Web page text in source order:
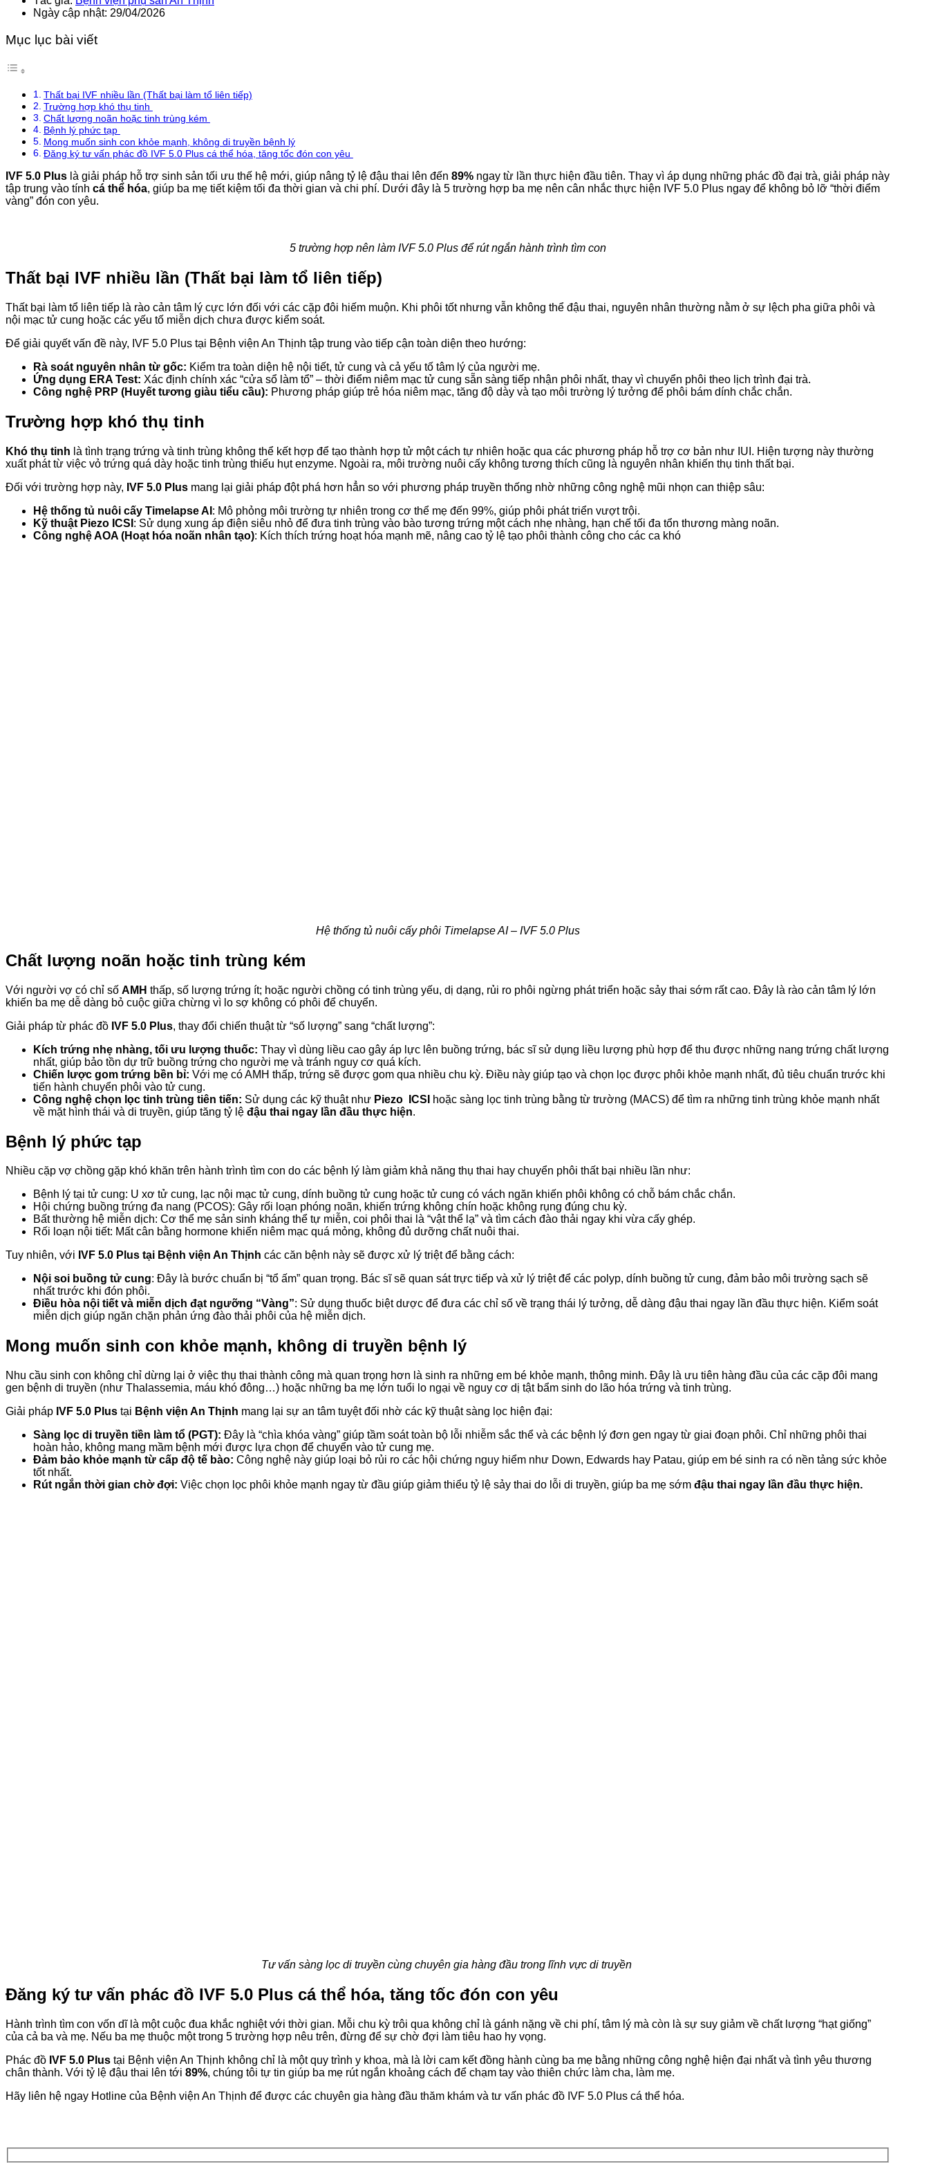
Ngày cập nhật: 29/04/2026
Mục lục bài viết
Thất bại IVF nhiều lần (Thất bại làm tổ liên tiếp)
Trường hợp khó thụ tinh
Chất lượng noãn hoặc tinh trùng kém
Bệnh lý phức tạp
Mong muốn sinh con khỏe mạnh, không di truyền bệnh lý
Đăng ký tư vấn phác đồ IVF 5.0 Plus cá thể hóa, tăng tốc đón con yêu
IVF 5.0 Plus là giải pháp hỗ trợ sinh sản tối ưu thế hệ mới, giúp nâng tỷ lệ đậu thai lên đến 89% ngay từ lần thực hiện đầu tiên. Thay vì áp dụng những phác đồ đại trà, giải pháp này
tập trung vào tính cá thể hóa, giúp ba mẹ tiết kiệm tối đa thời gian và chi phí. Dưới đây là 5 trường hợp ba mẹ nên cân nhắc thực hiện IVF 5.0 Plus ngay để không bỏ lỡ “thời điểm
vàng” đón con yêu.
5 trường hợp nên làm IVF 5.0 Plus để rút ngắn hành trình tìm con
Thất bại IVF nhiều lần (Thất bại làm tổ liên tiếp)
Thất bại làm tổ liên tiếp là rào cản tâm lý cực lớn đối với các cặp đôi hiếm muộn. Khi phôi tốt nhưng vẫn không thể đậu thai, nguyên nhân thường nằm ở sự lệch pha giữa phôi và
nội mạc tử cung hoặc các yếu tố miễn dịch chưa được kiểm soát.
Để giải quyết vấn đề này, IVF 5.0 Plus tại Bệnh viện An Thịnh tập trung vào tiếp cận toàn diện theo hướng:
Rà soát nguyên nhân từ gốc: Kiểm tra toàn diện hệ nội tiết, tử cung và cả yếu tố tâm lý của người mẹ.
Ứng dụng ERA Test: Xác định chính xác “cửa sổ làm tổ” – thời điểm niêm mạc tử cung sẵn sàng tiếp nhận phôi nhất, thay vì chuyển phôi theo lịch trình đại trà.
Công nghệ PRP (Huyết tương giàu tiểu cầu): Phương pháp giúp trẻ hóa niêm mạc, tăng độ dày và tạo môi trường lý tưởng để phôi bám dính chắc chắn.
Trường hợp khó thụ tinh
Khó thụ tinh là tình trạng trứng và tinh trùng không thể kết hợp để tạo thành hợp tử một cách tự nhiên hoặc qua các phương pháp hỗ trợ cơ bản như IUI. Hiện tượng này thường
xuất phát từ việc vỏ trứng quá dày hoặc tinh trùng thiếu hụt enzyme. Ngoài ra, môi trường nuôi cấy không tương thích cũng là nguyên nhân khiến thụ tinh thất bại.
Đối với trường hợp này, IVF 5.0 Plus mang lại giải pháp đột phá hơn hẳn so với phương pháp truyền thống nhờ những công nghệ mũi nhọn can thiệp sâu:
Hệ thống tủ nuôi cấy Timelapse AI : Mô phỏng môi trường tự nhiên trong cơ thể mẹ đến 99%, giúp phôi phát triển vượt trội.
Kỹ thuật Piezo ICSI : Sử dụng xung áp điện siêu nhỏ để đưa tinh trùng vào bào tương trứng một cách nhẹ nhàng, hạn chế tối đa tổn thương màng noãn.
Công nghệ AOA (Hoạt hóa noãn nhân tạo): Kích thích trứng hoạt hóa mạnh mẽ, nâng cao tỷ lệ tạo phôi thành công cho các ca khó
Hệ thống tủ nuôi cấy phôi Timelapse AI – IVF 5.0 Plus
Chất lượng noãn hoặc tinh trùng kém
Với người vợ có chỉ số AMH thấp, số lượng trứng ít; hoặc người chồng có tinh trùng yếu, dị dạng, rủi ro phôi ngừng phát triển hoặc sảy thai sớm rất cao. Đây là rào cản tâm lý lớn
khiến ba mẹ dễ dàng bỏ cuộc giữa chừng vì lo sợ không có phôi để chuyển.
Giải pháp từ phác đồ IVF 5.0 Plus, thay đổi chiến thuật từ “số lượng” sang “chất lượng”:
Kích trứng nhẹ nhàng, tối ưu lượng thuốc: Thay vì dùng liều cao gây áp lực lên buồng trứng, bác sĩ sử dụng liều lượng phù hợp để thu được những nang trứng chất lượng
nhất, giúp bảo tồn dự trữ buồng trứng cho người mẹ và tránh nguy cơ quá kích.
Chiến lược gom trứng bền bỉ: Với mẹ có AMH thấp, trứng sẽ được gom qua nhiều chu kỳ. Điều này giúp tạo và chọn lọc được phôi khỏe mạnh nhất, đủ tiêu chuẩn trước khi
tiến hành chuyển phôi vào tử cung.
Công nghệ chọn lọc tinh trùng tiên tiến: Sử dụng các kỹ thuật như Piezo ICSI
hoặc sàng lọc tinh trùng bằng từ trường (MACS) để tìm ra những tinh trùng khỏe mạnh nhất
về mặt hình thái và di truyền, giúp tăng tỷ lệ đậu thai ngay lần đầu thực hiện.
Bệnh lý phức tạp
Nhiều cặp vợ chồng gặp khó khăn trên hành trình tìm con do các bệnh lý làm giảm khả năng thụ thai hay chuyển phôi thất bại nhiều lần như:
Bệnh lý tại tử cung: U xơ tử cung, lạc nội mạc tử cung, dính buồng tử cung hoặc tử cung có vách ngăn khiến phôi không có chỗ bám chắc chắn.
Hội chứng buồng trứng đa nang (PCOS): Gây rối loạn phóng noãn, khiến trứng không chín hoặc không rụng đúng chu kỳ.
Bất thường hệ miễn dịch: Cơ thể mẹ sản sinh kháng thể tự miễn, coi phôi thai là “vật thể lạ” và tìm cách đào thải ngay khi vừa cấy ghép.
Rối loạn nội tiết: Mất cân bằng hormone khiến niêm mạc quá mỏng, không đủ dưỡng chất nuôi thai.
Tuy nhiên, với IVF 5.0 Plus tại Bệnh viện An Thịnh các căn bệnh này sẽ được xử lý triệt để bằng cách:
Nội soi buồng tử cung: Đây là bước chuẩn bị “tổ ấm” quan trọng. Bác sĩ sẽ quan sát trực tiếp và xử lý triệt để các polyp, dính buồng tử cung, đảm bảo môi trường sạch sẽ
nhất trước khi đón phôi.
Điều hòa nội tiết và miễn dịch đạt ngưỡng “Vàng”: Sử dụng thuốc biệt dược để đưa các chỉ số về trạng thái lý tưởng, dễ dàng đậu thai ngay lần đầu thực hiện. Kiểm soát
miễn dịch giúp ngăn chặn phản ứng đào thải phôi của hệ miễn dịch.
Mong muốn sinh con khỏe mạnh, không di truyền bệnh lý
Nhu cầu sinh con không chỉ dừng lại ở việc thụ thai thành công mà quan trọng hơn là sinh ra những em bé khỏe mạnh, thông minh. Đây là ưu tiên hàng đầu của các cặp đôi mang
gen bệnh di truyền (như Thalassemia, máu khó đông…) hoặc những ba mẹ lớn tuổi lo ngại về nguy cơ dị tật bẩm sinh do lão hóa trứng và tinh trùng.
Giải pháp IVF 5.0 Plus tại Bệnh viện An Thịnh mang lại sự an tâm tuyệt đối nhờ các kỹ thuật sàng lọc hiện đại:
Sàng lọc di truyền tiền làm tổ (PGT): Đây là “chìa khóa vàng” giúp tầm soát toàn bộ lỗi nhiễm sắc thể và các bệnh lý đơn gen ngay từ giai đoạn phôi. Chỉ những phôi thai
hoàn hảo, không mang mầm bệnh mới được lựa chọn để chuyển vào tử cung mẹ.
Đảm bảo khỏe mạnh từ cấp độ tế bào: Công nghệ này giúp loại bỏ rủi ro các hội chứng nguy hiểm như Down, Edwards hay Patau, giúp em bé sinh ra có nền tảng sức khỏe
tốt nhất.
Rút ngắn thời gian chờ đợi: Việc chọn lọc phôi khỏe mạnh ngay từ đầu giúp giảm thiểu tỷ lệ sảy thai do lỗi di truyền, giúp ba mẹ sớm đậu thai ngay lần đầu thực hiện.
Tư vấn sàng lọc di truyền cùng chuyên gia hàng đầu trong lĩnh vực di truyền
Đăng ký tư vấn phác đồ IVF 5.0 Plus cá thể hóa, tăng tốc đón con yêu
Hành trình tìm con vốn dĩ là một cuộc đua khắc nghiệt với thời gian. Mỗi chu kỳ trôi qua không chỉ là gánh nặng về chi phí, tâm lý mà còn là sự suy giảm về chất lượng “hạt giống”
của cả ba và mẹ. Nếu ba mẹ thuộc một trong 5 trường hợp nêu trên, đừng để sự chờ đợi làm tiêu hao hy vọng.
Phác đồ IVF 5.0 Plus tại Bệnh viện An Thịnh không chỉ là một quy trình y khoa, mà là lời cam kết đồng hành cùng ba mẹ bằng những công nghệ hiện đại nhất và tình yêu thương
chân thành. Với tỷ lệ đậu thai lên tới 89%, chúng tôi tự tin giúp ba mẹ rút ngắn khoảng cách để chạm tay vào thiên chức làm cha, làm mẹ.
Hãy liên hệ ngay Hotline của Bệnh viện An Thịnh để được các chuyên gia hàng đầu thăm khám và tư vấn phác đồ IVF 5.0 Plus cá thể hóa.